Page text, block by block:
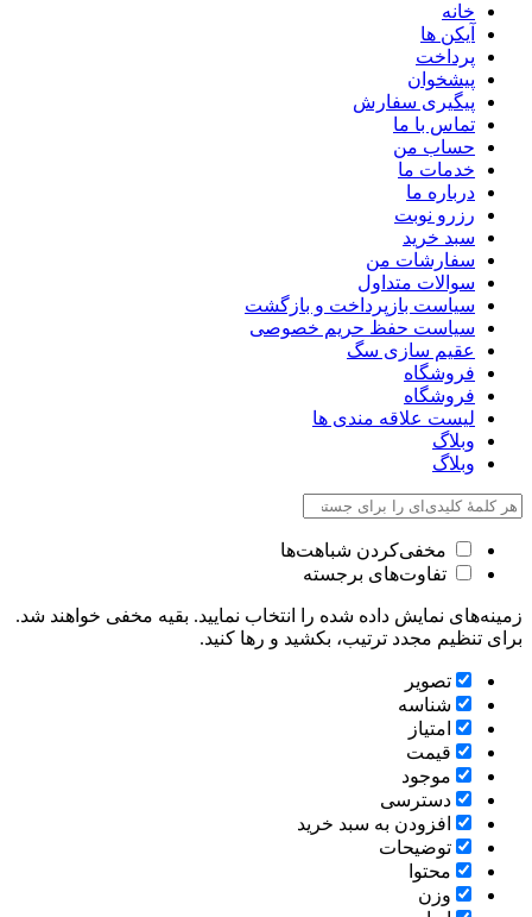
خانه
آیکن ها
پرداخت
پیشخوان
پیگیری سفارش
تماس با ما
حساب من
خدمات ما
درباره ما
رزرو نوبت
سبد خرید
سفارشات من
سوالات متداول
سیاست بازپرداخت و بازگشت
سیاست حفظ حریم خصوصی
عقیم سازی سگ
فروشگاه
فروشگاه
لیست علاقه مندی ها
وبلاگ
وبلاگ
مخفی‌کردن شباهت‌ها
تفاوت‌های برجسته
زمینه‌های نمایش داده شده را انتخاب نمایید. بقیه مخفی خواهند شد.
برای تنظیم مجدد ترتیب، بکشید و رها کنید.
تصویر
شناسه
امتیاز
قیمت
موجود
دسترسی
افزودن به سبد خرید
توضیحات
محتوا
وزن